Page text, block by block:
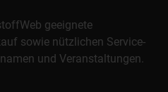
geeignete
sowie nützlichen Service-
und Veranstaltungen.